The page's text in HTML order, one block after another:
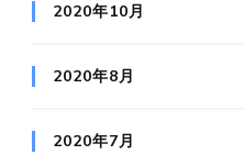
2020年10月
2020年8月
2020年7月